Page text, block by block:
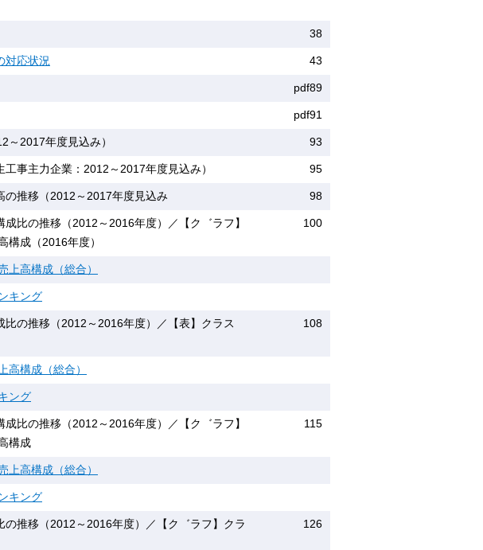
38
対応状況 43
pdf89
pdf91
～2017年度見込み） 93
事主力企業：2012～2017年度見込み） 95
の推移（2012～2017年度見込み 98
成比の推移（2012～2016年度）／【ク゛ラフ】
構成（2016年度）
100
上高構成（総合）
キング
比の推移（2012～2016年度）／【表】クラス
108
高構成（総合）
ング
成比の推移（2012～2016年度）／【ク゛ラフ】
構成
115
上高構成（総合）
キング
の推移（2012～2016年度）／【ク゛ラフ】クラ
126